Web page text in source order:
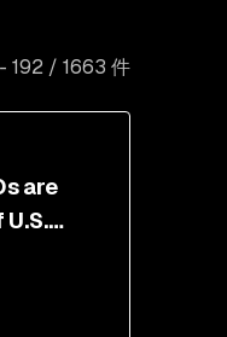
192 / 1663 件
are